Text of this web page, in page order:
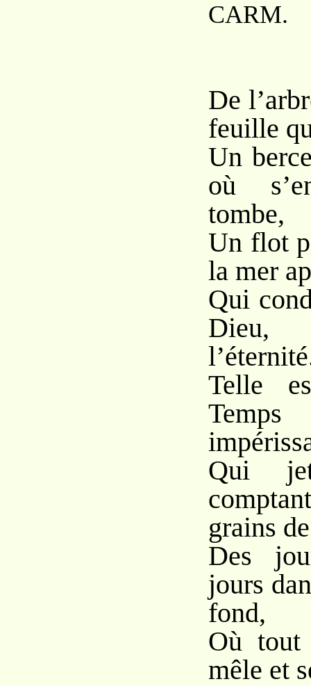
CARM.
De
feuille
Un
où
tombe,
Un flot
la mer
Qui
Telle
Qui
grains
Des
jours
fond,
Où tout
mêle et